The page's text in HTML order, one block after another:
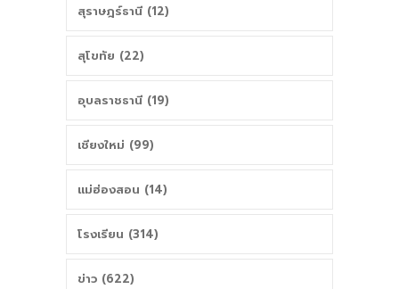
สุราษฎร์ธานี (12)
สุโขทัย (22)
อุบลราชธานี (19)
เชียงใหม่ (99)
แม่ฮ่องสอน (14)
โรงเรียน (314)
ข่าว (622)